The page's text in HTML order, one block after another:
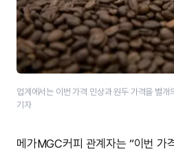
업계에서는 이번 가격 인상과 원두 가격을 별
기자
메가MGC커피 관계자는 “이번 가